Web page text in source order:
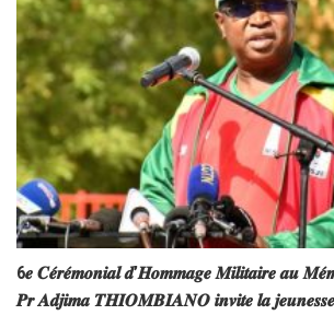
6𝒆 𝑪𝒆́𝒓𝒆́𝒎𝒐𝒏𝒊𝒂𝒍 𝒅’𝑯𝒐𝒎𝒎𝒂𝒈𝒆 𝑴𝒊𝒍𝒊𝒕𝒂𝒊𝒓𝒆 𝒂𝒖
𝑷𝒓 𝑨𝒅𝒋𝒊𝒎𝒂 𝑻𝑯𝑰𝑶𝑴𝑩𝑰𝑨𝑵𝑶 𝒊𝒏𝒗𝒊𝒕𝒆 𝒍𝒂 𝒋𝒆𝒖𝒏𝒆𝒔𝒔𝒆